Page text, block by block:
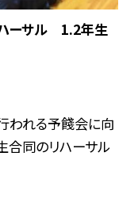
ーサル 1.2年生
われる予餞会に向
合同のリハーサル